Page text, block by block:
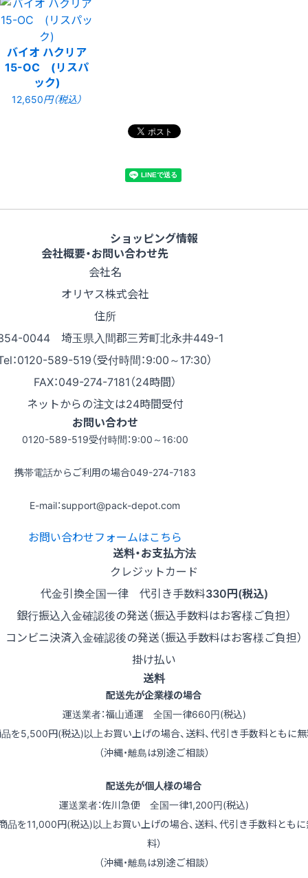
バイオ ハクリア
15-OC (リスパ
ック)
12,650円（税込）
ショッピング情報
会社概要・お問い合わせ先
会社名
オリヤス株式会社
住所
0044 埼玉県入間郡三芳町北永井449-1
：0120-589-519（受付時間：9:00～17:30）
FAX：049-274-7181（24時間）
ネットからの注文は24時間受付
お問い合わせ
0120-589-519受付時間：9:00～16:00
携帯電話からご利用の場合049-274-7183
E-mail：support@pack-depot.com
お問い合わせフォームはこちら
送料・お支払方法
クレジットカード
代金引換全国一律 代引き手数料330円(税込)
銀行振込入金確認後の発送（振込手数料はお客様ご負担）
コンビニ決済入金確認後の発送（振込手数料はお客様ご負担）
掛け払い
送料
配送先が企業様の場合
運送業者：福山通運 全国一律660円(税込)
品を5,500円(税込)以上お買い上げの場合、送料、代引き手数料ともに無
（沖縄・離島は別途ご相談）
配送先が個人様の場合
運送業者：佐川急便 全国一律1,200円(税込)
品を11,000円(税込)以上お買い上げの場合、送料、代引き手数料とも
料）
（沖縄・離島は別途ご相談）